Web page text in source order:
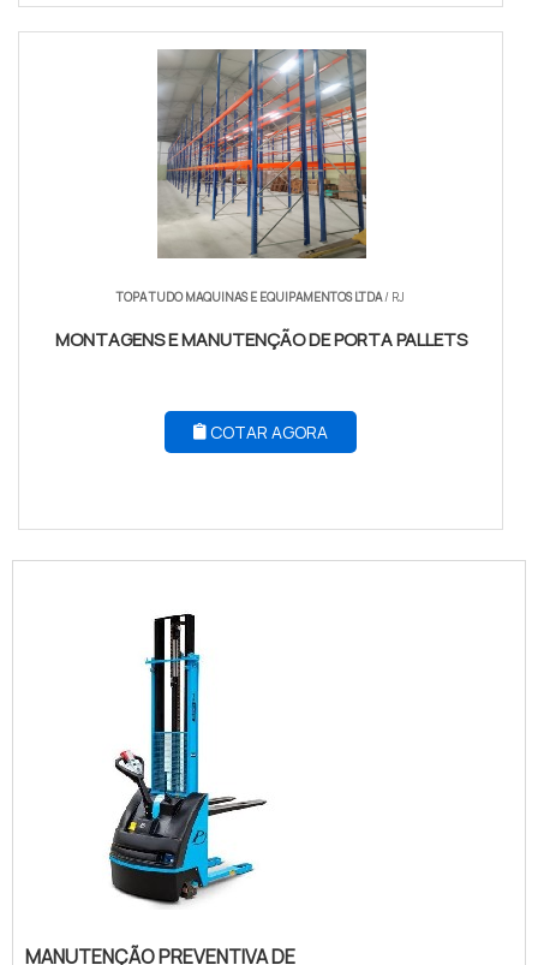
TOPA TUDO MAQUINAS E EQUIPAMENTOS LTDA/ RJ
MONTAGENS E MANUTENÇÃO DE PORTA PALLETS
COTAR AGORA
MANUTENÇÃO PREVENTIVA DE